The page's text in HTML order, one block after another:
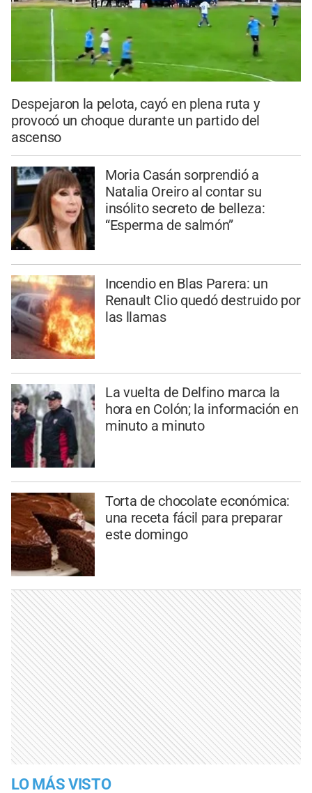
Despejaron la pelota, cayó en plena ruta y
provocó un choque durante un partido del
ascenso
Moria Casán sorprendió a
Natalia Oreiro al contar su
insólito secreto de belleza:
“Esperma de salmón”
Incendio en Blas Parera: un
Renault Clio quedó destruido por
las llamas
La vuelta de Delfino marca la
hora en Colón; la información en
minuto a minuto
Torta de chocolate económica:
una receta fácil para preparar
este domingo
LO MÁS VISTO